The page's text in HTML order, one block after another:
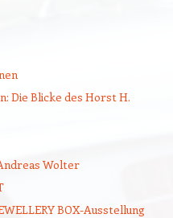
Die Blicke des Horst H.
Wolter
BOX-Ausstellung